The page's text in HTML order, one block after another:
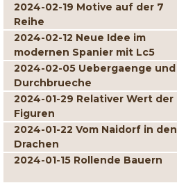
2024-02-19 Motive auf der 7
Reihe
2024-02-12 Neue Idee im
modernen Spanier mit Lc5
2024-02-05 Uebergaenge und
Durchbrueche
2024-01-29 Relativer Wert der
Figuren
2024-01-22 Vom Naidorf in den
Drachen
2024-01-15 Rollende Bauern